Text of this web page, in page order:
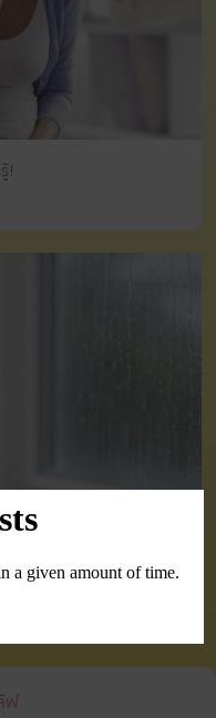
!
เตือนที่พ่อแม่ควรรู้
ฟ